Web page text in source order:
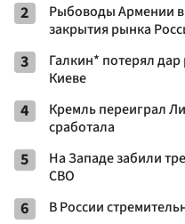
2
Рыбоводы Армении
закрытия рынка
3
Галкин* потерял дар
Киеве
4
Кремль переиграл
сработала
5
На Западе забили
СВО
6 В России